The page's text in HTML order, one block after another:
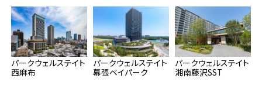
パークウェルステイト
西麻布
パークウェルステイト
幕張ベイパーク
パークウェルステイト
湘南藤沢SST